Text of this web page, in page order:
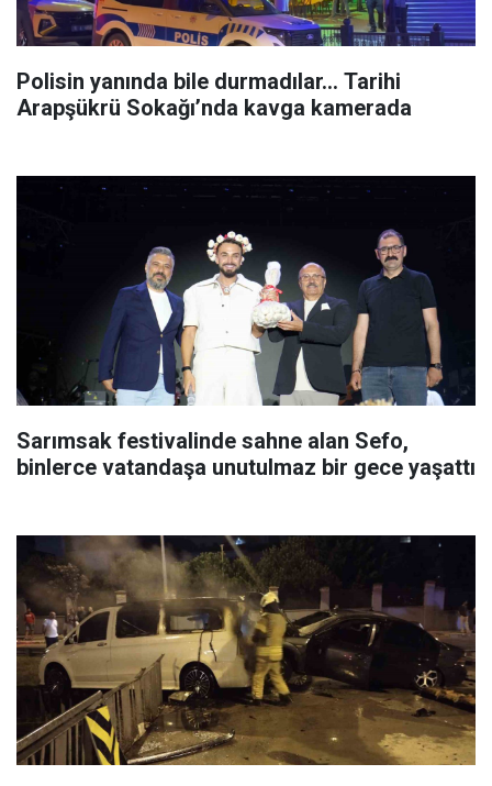
Polisin yanında bile durmadılar… Tarihi
Arapşükrü Sokağı’nda kavga kamerada
Sarımsak festivalinde sahne alan Sefo,
binlerce vatandaşa unutulmaz bir gece yaşattı